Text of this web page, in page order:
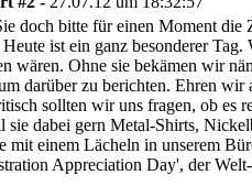
doch bitte für einen Moment die
ist ein ganz besonderer
wären. Ohne sie bekämen wir
darüber zu berichten. Ehren wir
sollten wir uns fragen, ob es
sie dabei gern Metal-Shirts,
mit einem Lächeln in unserem
Appreciation Day', der